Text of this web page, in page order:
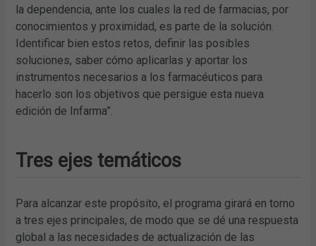
la dependencia, ante los cuales la red de farmacias, por
conocimientos y proximidad, es parte de la solución.
Identificar bien estos retos, definir las posibles
soluciones, saber cómo aplicarlas y aportar los
instrumentos necesarios a los farmacéuticos para
hacerlo son los objetivos que persigue esta nueva
edición de Infarma”.
Tres ejes temáticos
Para alcanzar este propósito, el programa girará en torno
a tres ejes principales, de modo que se dé una respuesta
global a las necesidades de actualización de las